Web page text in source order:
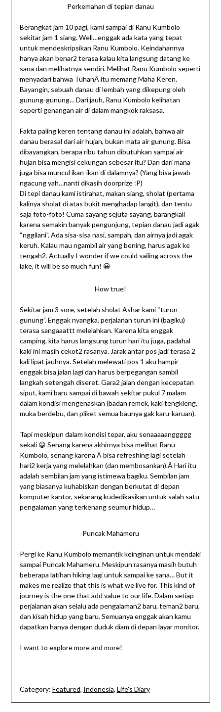
Perkemahan di tepian danau
Berangkat jam 10 pagi, kami sampai di Ranu Kumbolo
sekitar jam 1 siang. Well…enggak ada kata yang tepat
untuk mendeskripsikan Ranu Kumbolo. Keindahannya
hanya akan benar2 terasa kalau kita langsung datang ke
sana dan melihatnya sendiri. Melihat Ranu Kumbolo seperti
menyadari bahwa TuhanÂ itu memang Maha Keren.
Bayangin, sebuah danau di lembah yang dikepung oleh
gunung-gunung… Dari jauh, Ranu Kumbolo kelihatan
seperti genangan air di dalam mangkok raksasa.
Fakta paling keren tentang danau ini adalah, bahwa air
danau berasal dari air hujan, bukan mata air gunung. Bisa
dibayangkan, berapa ribu tahun dibutuhkan sampai air
hujan bisa mengisi cekungan sebesar itu? Dan dari mana
juga bisa muncul ikan-ikan di dalamnya? (Yang bisa jawab
ngacung yah…nanti dikasih doorprize :P)
Di tepi danau kami istirahat, makan siang, sholat (pertama
kalinya sholat di atas bukit menghadap langit), dan tentu
saja foto-foto! Cuma sayang sejuta sayang, barangkali
karena semakin banyak pengunjung, tepian danau jadi agak
“nggilani”. Ada sisa-sisa nasi, sampah, dan airnya jadi agak
keruh. Kalau mau ngambil air yang bening, harus agak ke
tengah2. Actually I wonder if we could sailing across the
lake, it will be so much fun! 😀
How true!
Sekitar jam 3 sore, setelah sholat Ashar kami “turun
gunung”. Enggak nyangka, perjalanan turun ini (bagiku)
terasa sangaaattt melelahkan. Karena kita enggak
camping, kita harus langsung turun hari itu juga, padahal
kaki ini masih cekot2 rasanya. Jarak antar pos jadi terasa 2
kali lipat jauhnya. Setelah melewati pos 1 aku hampir
enggak bisa jalan lagi dan harus berpegangan sambil
langkah setengah diseret. Gara2 jalan dengan kecepatan
siput, kami baru sampai di bawah sekitar pukul 7 malam
dalam kondisi mengenaskan (badan remek, kaki tengkleng,
muka berdebu, dan pliket semua baunya gak karu-karuan).
Tapi meskipun dalam kondisi tepar, aku senaaaaanggggg
sekali 😀 Senang karena akhirnya bisa melihat Ranu
Kumbolo, senang karena Â bisa refreshing lagi setelah
hari2 kerja yang melelahkan (dan membosankan).Â Hari itu
adalah sembilan jam yang istimewa bagiku. Sembilan jam
yang biasanya kuhabiskan dengan berkutat di depan
komputer kantor, sekarang kudedikasikan untuk salah satu
pengalaman yang terkenang seumur hidup…
Puncak Mahameru
Pergi ke Ranu Kumbolo memantik keinginan untuk mendaki
sampai Puncak Mahameru. Meskipun rasanya masih butuh
beberapa latihan hiking lagi untuk sampai ke sana… But it
makes me realize that this is what we live for. This kind of
journey is the one that add value to our life. Dalam setiap
perjalanan akan selalu ada pengalaman2 baru, teman2 baru,
dan kisah hidup yang baru. Semuanya enggak akan kamu
dapatkan hanya dengan duduk diam di depan layar monitor.
I want to explore more and more!
Category: Featured, Indonesia, Life's Diary